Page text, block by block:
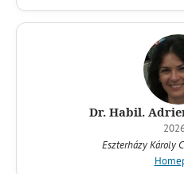
Dr. Habil.
Eszterházy Károly